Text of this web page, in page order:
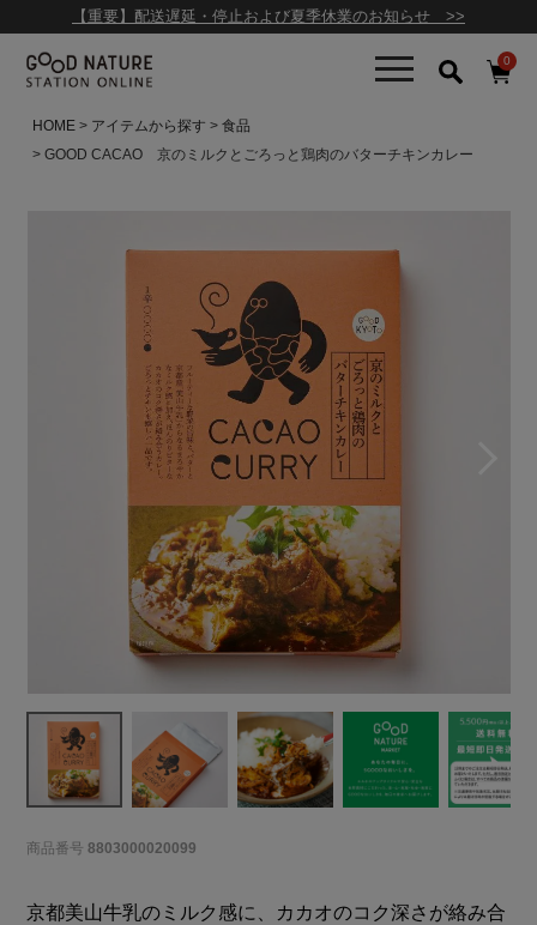
【重要】配送遅延・停止および夏季休業のお知らせ >>
0
HOME アイテムから探す
食品
GOOD CACAO 京のミルクとごろっと鶏肉のバターチキンカレー
商品番号 8803000020099
京都美山牛乳のミルク感に、カカオのコク深さが絡み合